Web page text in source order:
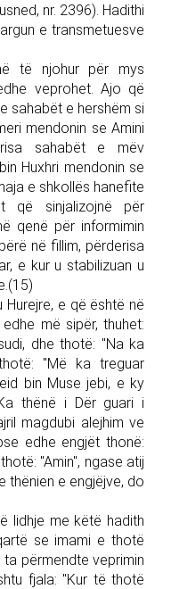
nr. 2396). Hadithi
e transmetuesve
të njohur për mys
veprohet. Ajo që
sahabët e hershëm si
mendonin se Amini
sahabët e mëv
Huxhri mendonin se
e shkollës hanefite
që sinjalizojnë për
qenë për informimin
në fillim, përderisa
e kur u stabilizuan u
Hurejre, e që është në
më sipër, thuhet:
dhe thotë: "Na ka
"Më ka treguar
bin Muse jebi, e ky
thënë i Dër guari i
magdubi alejhim ve
edhe engjët thonë:
"Amin", ngase atij
thënien e engjëjve, do
lidhje me këtë hadith
se imami e thotë
përmendte veprimin
fjala: "Kur të thotë